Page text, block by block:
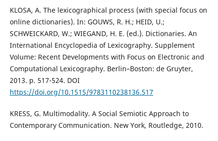
KLOSA, A. The lexicographical process (with special focus on
online dictionaries). In: GOUWS, R. H.; HEID, U.;
SCHWEICKARD, W.; WIEGAND, H. E. (ed.). Dictionaries. An
International Encyclopedia of Lexicography. Supplement
Volume: Recent Developments with Focus on Electronic and
Computational Lexicography. Berlin–Boston: de Gruyter,
2013. p. 517-524. DOI
https://doi.org/10.1515/9783110238136.517
KRESS, G. Multimodality. A Social Semiotic Approach to
Contemporary Communication. New York, Routledge, 2010.